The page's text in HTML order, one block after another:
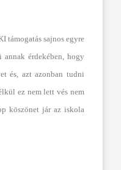
támogatás sajnos egyre
érdekében, hogy
és, azt azonban tudni
ez nem lett vés nem
köszönet jár az iskola